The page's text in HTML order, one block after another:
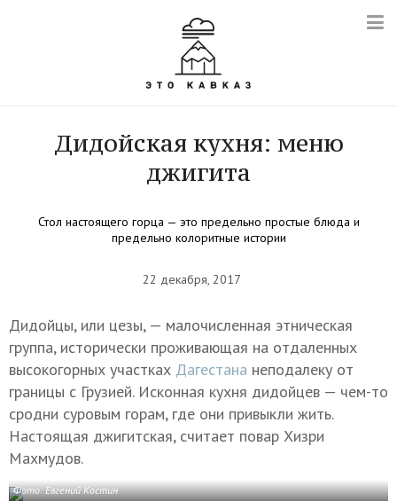
Дидойская кухня: меню
джигита
Стол настоящего горца — это предельно простые блюда и
предельно колоритные истории
22 декабря, 2017
Дидойцы, или цезы, — малочисленная этническая
группа, исторически проживающая на отдаленных
высокогорных участках Дагестана неподалеку от
границы с Грузией. Исконная кухня дидойцев — чем-то
сродни суровым горам, где они привыкли жить.
Настоящая джигитская, считает повар Хизри
Махмудов.
Фото: Евгений Костин